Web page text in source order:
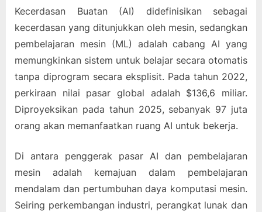
Kecerdasan Buatan (AI) didefinisikan sebagai
kecerdasan yang ditunjukkan oleh mesin, sedangkan
pembelajaran mesin (ML) adalah cabang AI yang
memungkinkan sistem untuk belajar secara otomatis
tanpa diprogram secara eksplisit. Pada tahun 2022,
perkiraan nilai pasar global adalah $136,6 miliar.
Diproyeksikan pada tahun 2025, sebanyak 97 juta
orang akan memanfaatkan ruang AI untuk bekerja.
Di antara penggerak pasar AI dan pembelajaran
mesin adalah kemajuan dalam pembelajaran
mendalam dan pertumbuhan daya komputasi mesin.
Seiring perkembangan industri, perangkat lunak dan